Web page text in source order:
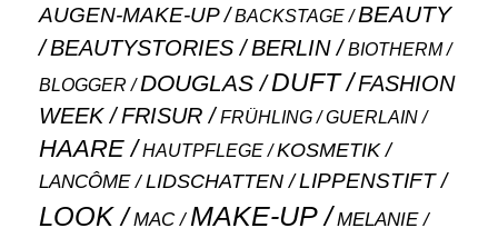
AUGEN-MAKE-UP BACKSTAGE BEAUTY
BEAUTYSTORIES BERLIN
BIOTHERM
BLOGGER
DOUGLAS DUFT
FASHION
WEEK
FRISUR FRÜHLING GUERLAIN
HAARE HAUTPFLEGE
KOSMETIK
LANCÔME
LIDSCHATTEN LIPPENSTIFT
LOOK MAC MAKE-UP MELANIE